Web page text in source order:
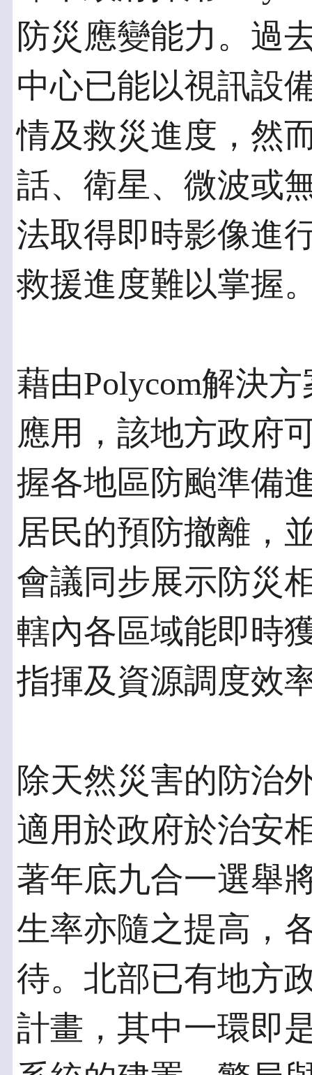
防災應變能力。過
中心已能以視訊設
情及救災進度，然
話、衛星、微波或
法取得即時影像進
救援進度難以掌握
藉由Polycom解決
應用，該地方政府
握各地區防颱準備
居民的預防撤離，
會議同步展示防災
轄內各區域能即時
指揮及資源調度效
除天然災害的防治
適用於政府於治安
著年底九合一選舉
生率亦隨之提高，
待。北部已有地方
計畫，其中一環即